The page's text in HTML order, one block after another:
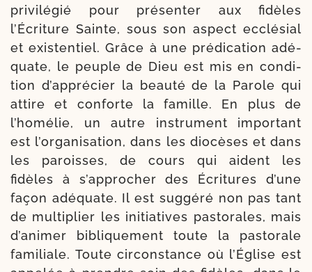
pri­vi­lé­gié pour pré­sen­ter aux fidèles
l’Écriture Sainte, sous son aspect ecclé­sial
et exis­ten­tiel. Grâce à une pré­di­ca­tion adé­
quate, le peuple de Dieu est mis en condi­
tion d’apprécier la beau­té de la Parole qui
attire et conforte la famille. En plus de
l’homélie, un autre ins­tru­ment impor­tant
est l’organisation, dans les dio­cèses et dans
les paroisses, de cours qui aident les
fidèles à s’approcher des Écritures d’une
façon adé­quate. Il est sug­gé­ré non pas tant
de mul­ti­plier les ini­tia­tives pas­to­rales, mais
d’animer bibli­que­ment toute la pas­to­rale
fami­liale. Toute cir­cons­tance où l’Église est